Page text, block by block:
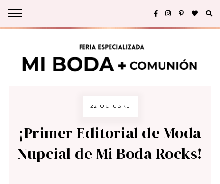
22 OCTUBRE
¡Primer Editorial de Moda
Nupcial de Mi Boda Rocks!